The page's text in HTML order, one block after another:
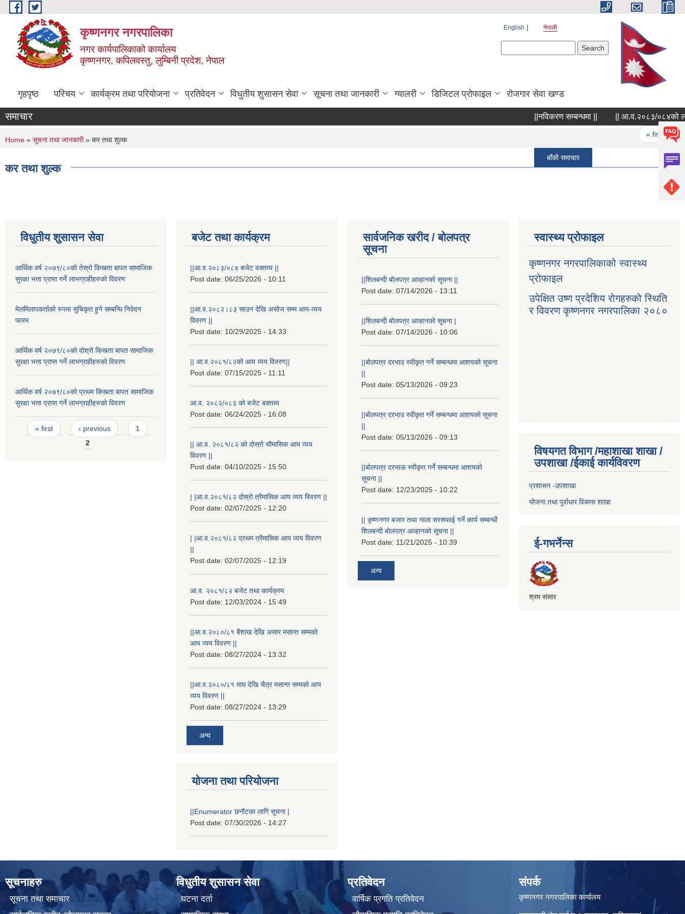
Skip to main content
कृष्णनगर नगरपालिका
नगर कार्यपालिकाको कार्यालय
कृष्णनगर, कपिलवस्तु, लुम्बिनी प्रदेश, नेपाल
English नेपाली
गृहपृष्ठ परिचय कार्यक्रम तथा परियोजना प्रतिवेदन विधुतीय शुसासन सेवा सूचना तथा जानकारी ग्यालरी डिजिटल प्रोफाइल रोजगार सेवा खण्ड
समाचार ||नविकरण सम्बन्धमा || || आ.व.२०८३/०८४को लागि
« first ‹
बाँकी समाचार
You are here
Home » सूचना तथा जानकारी» कर तथा शुल्क
कर तथा शुल्क
विधुतीय शुसासन सेवा
आर्थिक वर्ष २०७९/८०को तेस्रो किस्त्ता बापत सामाजिक
सुरक्षा भत्ता प्राप्त गर्ने लाभग्राहीहरुको विवरण
मेलमिलापकर्ताको रुपमा सुचिकृत हुने सम्बन्धि निवेदन
फारम
आर्थिक वर्ष २०७९/८०को दोश्रो किस्त्ता बापत सामाजिक
सुरक्षा भत्ता प्राप्त गर्ने लाभग्राहीहरुको विवरण
आर्थिक वर्ष २०७९/८०को प्रथम किस्त्ता बापत सामाजिक
सुरक्षा भत्ता प्राप्त गर्ने लाभग्राहीहरुको विवरण
Pages
« first ‹ previous
1
2
बजेट तथा कार्यक्रम
||आ.व.२०८३/०८४ बजेट वक्तव्य ||
Post date: 06/25/2026 - 10:11
||आ.व.२०८२।८३ साउन देखि असोज सम्म आय-व्यय
विवरण ||
Post date: 10/29/2025 - 14:33
|| आ.व.२०८१/८२को आय व्यय विवरण||
Post date: 07/15/2025 - 11:11
आ.व. २०८२/०८३ को बजेट बक्तब्य
Post date: 06/24/2025 - 16:08
|| आ.व. २०८१/८२ को दोस्रो चौमासिक आय व्यय
विवरण ||
Post date: 04/10/2025 - 15:50
| |आ.व.२०८१/८२ दोस्रो त्रैमासिक आय व्यय विवरण ||
Post date: 02/07/2025 - 12:20
| |आ.व.२०८१/८२ प्रथम त्रैमासिक आय व्यय विवरण
||
Post date: 02/07/2025 - 12:19
आ.व. २०८१/८२ बजेट तथा कार्यक्रम
Post date: 12/03/2024 - 15:49
||आ.व.२०८०/८१ बैशाख देखि असार मसान्त सम्मको
आय व्यय विवरण ||
Post date: 08/27/2024 - 13:32
||आ.व.२०८०/८१ माघ देखि चैत्र मसान्त सम्मको आय
व्यय विवरण ||
Post date: 08/27/2024 - 13:29
अन्य
योजना तथा परियोजना
||Enumerator छनौटका लागि सूचना |
Post date: 07/30/2026 - 14:27
सार्वजनिक खरीद / बोलपत्र
सूचना
||शिलबन्दी बोलपत्र आव्हानको सूचना ||
Post date: 07/14/2026 - 13:11
||शिलबन्दी बोलपत्र आव्हानको सूचना |
Post date: 07/14/2026 - 10:06
||बोलपत्र दरभाउ स्वीकृत गर्ने सम्बन्धमा आशयको सूचना
||
Post date: 05/13/2026 - 09:23
||बोलपत्र दरभाउ स्वीकृत गर्ने सम्बन्धमा आशयको सूचना
||
Post date: 05/13/2026 - 09:13
||बोलपत्र दरभाऊ स्वीकृत गर्ने सम्बन्धमा आशयको
सूचना ||
Post date: 12/23/2025 - 10:22
|| कृष्णनगर बजार तथा नाला सरसफाई गर्ने कार्य सम्बन्धी
शिलबन्दी बोलपत्र आव्हानको सूचना ||
Post date: 11/21/2025 - 10:39
अन्य
स्वास्थ्य प्रोफाइल
कृष्णनगर नगरपालिकाको स्वास्थ्य
प्रोफाइल
उपेक्षित उष्ण प्रदेशिय रोगहरुको स्थिति
र विवरण कृष्णनगर नगरपालिका २०८०
विषयगत विभाग /महाशाखा शाखा /
उपशाखा /ईकाई कार्यविवरण
प्रशासन -उपशाखा
योजना तथा पूर्वाधार विकास शाखा
ई-गभर्नेन्स
श्रम संसार
सूचनाहरु
सूचना तथा समाचार
विधुतीय शुसासन सेवा
घटना दर्ता
प्रतिवेदन
वार्षिक प्रगति प्रतिवेदन
संपर्क
कृष्णनगर नगरपालिका कार्यालय